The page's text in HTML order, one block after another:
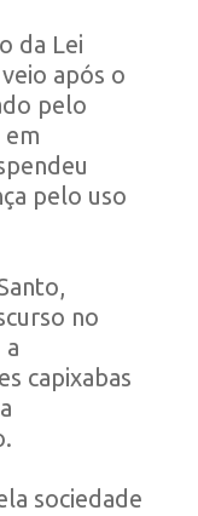
da Lei
após o
pelo
pelo uso
no
a
capixabas
sociedade